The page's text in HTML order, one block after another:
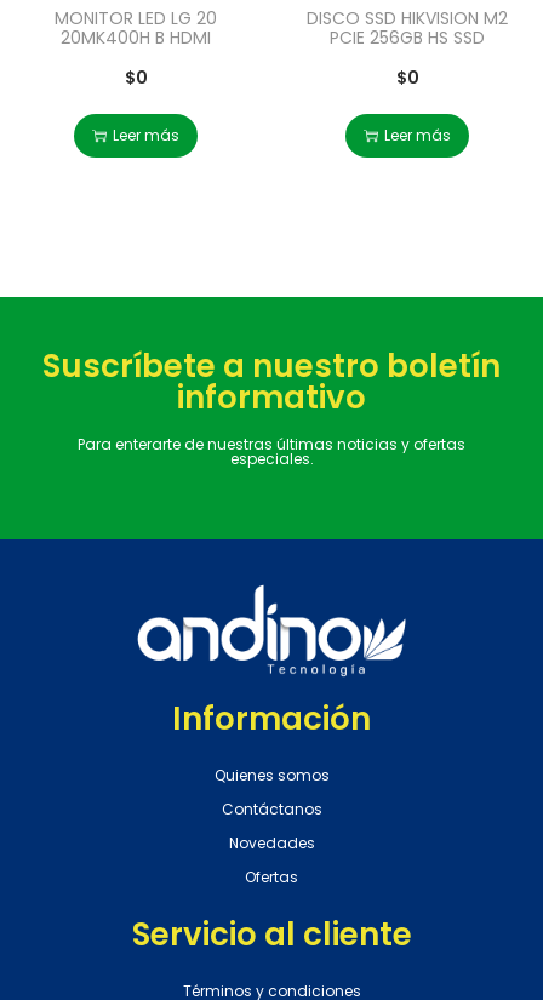
MONITOR LED LG 20
20MK400H B HDMI
$0
Leer más
DISCO SSD HIKVISION M2
PCIE 256GB HS SSD
$0
Leer más
Suscríbete a nuestro boletín
informativo
Para enterarte de nuestras últimas noticias y ofertas
especiales.
Información
Quienes somos
Contáctanos
Novedades
Ofertas
Servicio al cliente
Términos y condiciones